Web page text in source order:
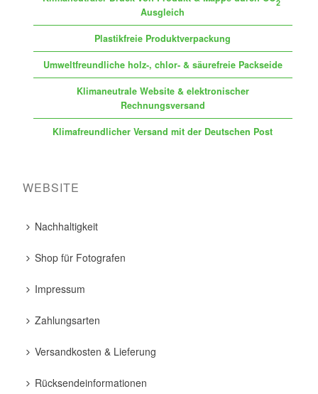
2
Ausgleich
Plastikfreie Produktverpackung
Umweltfreundliche holz-, chlor- & säurefreie Packseide
Klimaneutrale Website & elektronischer
Rechnungsversand
Klimafreundlicher Versand mit der Deutschen Post
WEBSITE
Nachhaltigkeit
Shop für Fotografen
Impressum
Zahlungsarten
Versandkosten & Lieferung
Rücksendeinformationen